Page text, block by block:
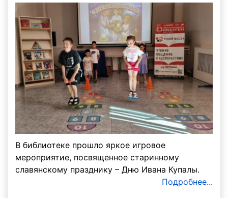
В библиотеке прошло яркое игровое
мероприятие, посвященное старинному
славянскому празднику – Дню Ивана Купалы.
Подробнее...